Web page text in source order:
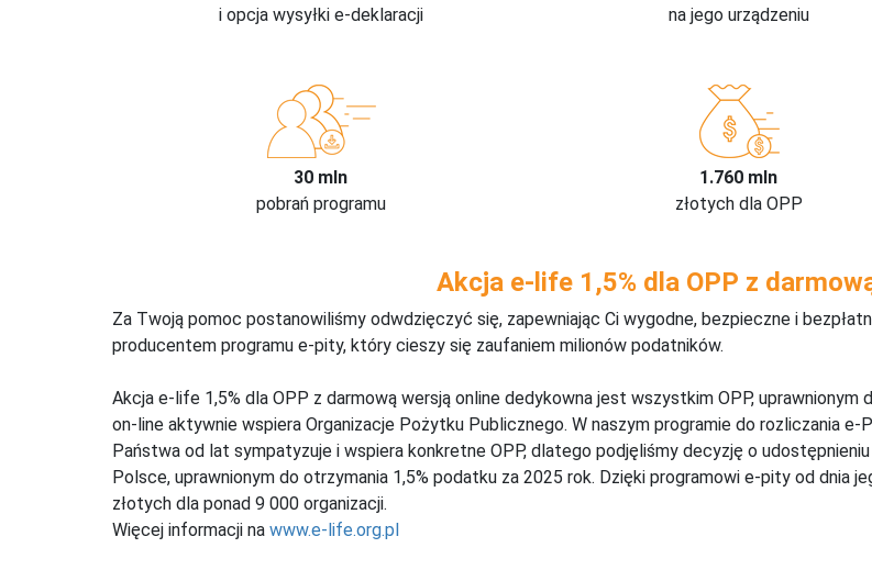
i opcja wysyłki e-deklaracji
na jego urządzeniu
30 mln
pobrań programu
1.760 mln
złotych dla OPP
Akcja e-life 1,5% dla OPP z
Za Twoją pomoc postanowiliśmy odwdzięczyć się, zapewniając Ci wygodne, bezpieczne i
producentem programu e-pity, który cieszy się zaufaniem milionów podatników.
Akcja e-life 1,5% dla OPP z darmową wersją online dedykowna jest wszystkim OPP,
on-line aktywnie wspiera Organizacje Pożytku Publicznego. W naszym programie do rozliczania
Państwa od lat sympatyzuje i wspiera konkretne OPP, dlatego podjęliśmy decyzję o
Polsce, uprawnionym do otrzymania 1,5% podatku za 2025 rok. Dzięki programowi e-pity od dnia
złotych dla ponad 9 000 organizacji.
Więcej informacji na www.e-life.org.pl